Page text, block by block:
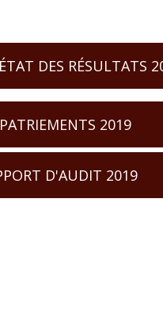
DES RÉSULTATS
2019
D'AUDIT 2019